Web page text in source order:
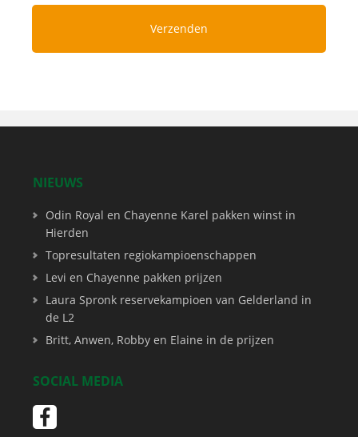
NIEUWS
Odin Royal en Chayenne Karel pakken winst in
Hierden
Topresultaten regiokampioenschappen
Levi en Chayenne pakken prijzen
Laura Spronk reservekampioen van Gelderland in
de L2
Britt, Anwen, Robby en Elaine in de prijzen
SOCIAL MEDIA